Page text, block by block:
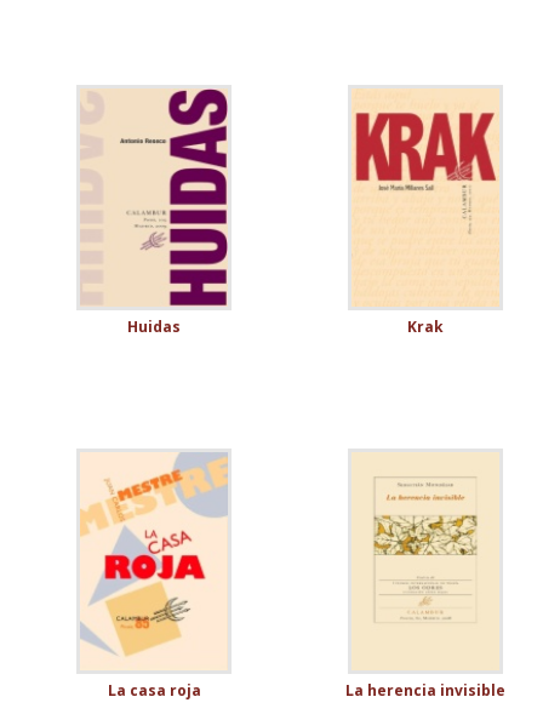
Huidas Krak
La casa roja La herencia invisible